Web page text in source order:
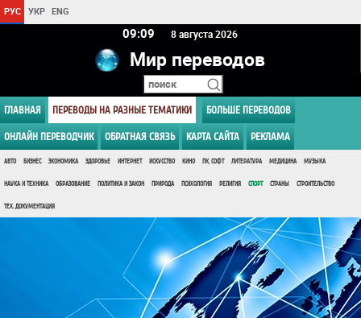
РУС УКР ENG
09 09 8 августа 2026
Мир переводов
ГЛАВНАЯ ПЕРЕВОДЫ НА РАЗНЫЕ ТЕМАТИКИ БОЛЬШЕ ПЕРЕВОДОВ
ОНЛАЙН ПЕРЕВОДЧИК ОБРАТНАЯ СВЯЗЬ КАРТА САЙТА РЕКЛАМА
АВТО БИЗНЕС ЭКОНОМИКА ЗДОРОВЬЕ ИНТЕРНЕТ ИСКУССТВО КИНО ПК, СОФТ ЛИТЕРАТУРА МЕДИЦИНА МУЗЫКА
НАУКА И ТЕХНИКА ОБРАЗОВАНИЕ ПОЛИТИКА И ЗАКОН ПРИРОДА ПСИХОЛОГИЯ РЕЛИГИЯ СПОРТ СТРАНЫ СТРОИТЕЛЬСТВО
ТЕХ. ДОКУМЕНТАЦИЯ